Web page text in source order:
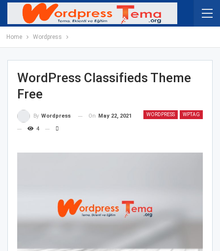
Home Wordpress
WordPress Classifieds Theme
Free
WORDPRESS WPTAG
By Wordpress On May 22, 2021
4